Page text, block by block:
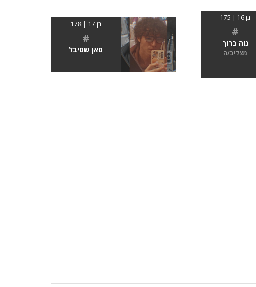
בן 16 | 175
#
נוה ברוך
מצליב/ה
בן 17 | 178
#
סאן שטיבל